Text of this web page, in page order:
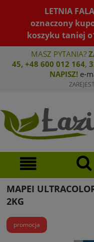
LETNIA
oznaczony
koszyku taniej
MASZ PYTANIA?
45, +48 600 012 164,
NAPISZ! e-
MAPEI
2KG
promocja